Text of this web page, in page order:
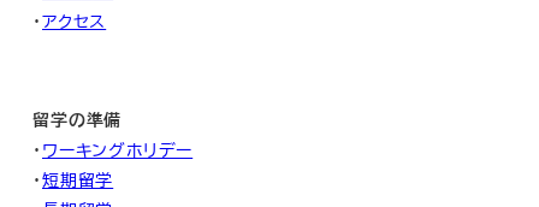
・アクセス
留学の準備
・ ワーキングホリデー
・短期留学